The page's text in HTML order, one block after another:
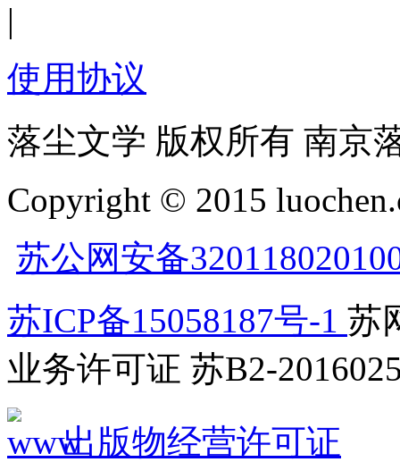
|
使用协议
落尘文学 版权所有 南京
Copyright © 2015
苏公网安备
苏ICP备15058187号-1 苏
业务许可证 苏B2-
出版物经营许可证